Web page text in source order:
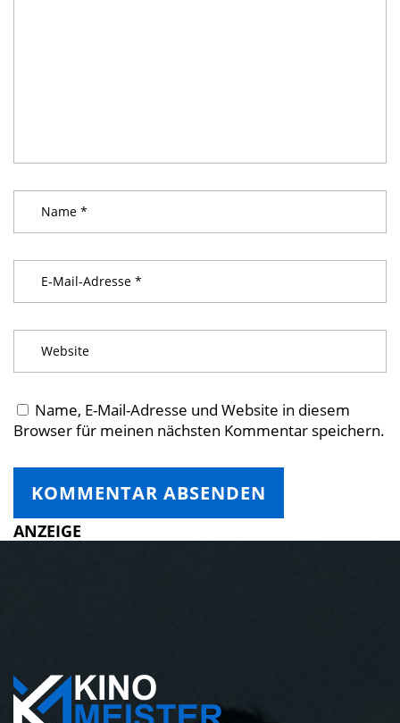
Name, E-Mail-Adresse und Website in diesem
Browser für meinen nächsten Kommentar speichern.
ANZEIGE